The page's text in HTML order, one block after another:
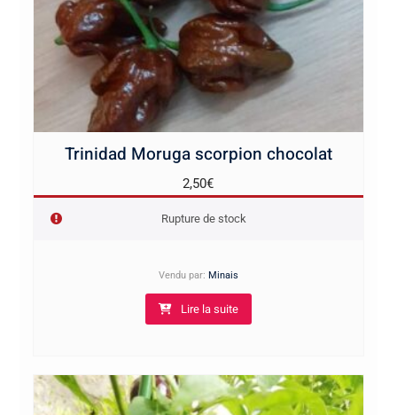
Trinidad Moruga scorpion chocolat
2,50€
Rupture de stock
Vendu par: Minais
Lire la suite